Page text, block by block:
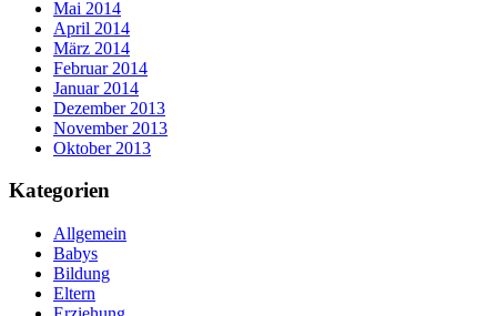
Mai 2014
April 2014
März 2014
Februar 2014
Januar 2014
Dezember 2013
November 2013
Oktober 2013
Kategorien
Allgemein
Babys
Bildung
Eltern